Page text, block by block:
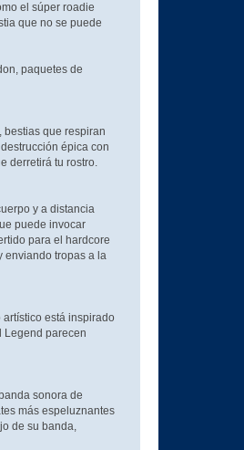
el súper roadie
que no se puede
paquetes de
bestias que respiran
épica con
derretirá tu rostro.
y a distancia
puede invocar
para el hardcore
enviando tropas a la
está inspirado
Legend parecen
sonora de
más espeluznantes
de su banda,